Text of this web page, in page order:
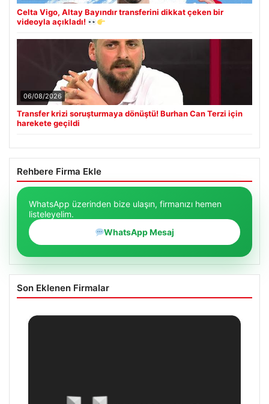
Celta Vigo, Altay Bayındır transferini dikkat çeken bir
videoyla açıkladı!
06/08/2026
Transfer krizi soruşturmaya dönüştü! Burhan Can Terzi için
harekete geçildi
Rehbere Firma Ekle
WhatsApp üzerinden bize ulaşın, firmanızı hemen
listeleyelim.
WhatsApp Mesaj
Son Eklenen Firmalar